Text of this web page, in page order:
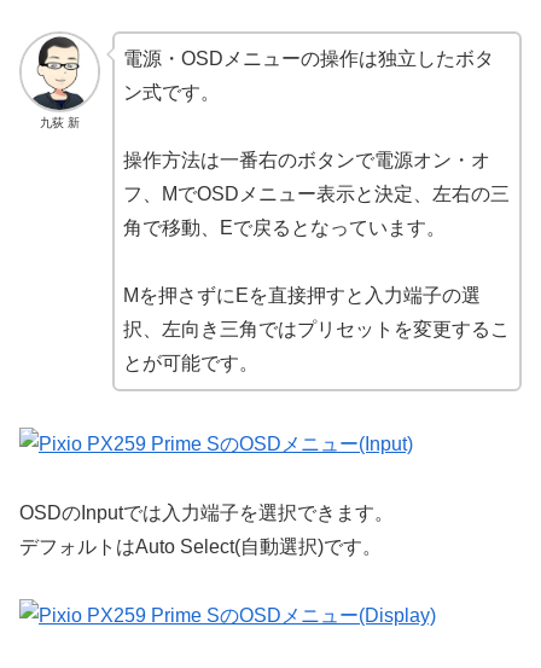
九荻 新
電源・OSDメニューの操作は独立したボタ
ン式です。
操作方法は一番右のボタンで電源オン・オ
フ、MでOSDメニュー表示と決定、左右の三
角で移動、Eで戻るとなっています。
Mを押さずにEを直接押すと入力端子の選
択、左向き三角ではプリセットを変更するこ
とが可能です。
OSDのInputでは入力端子を選択できます。
デフォルトはAuto Select(自動選択)です。